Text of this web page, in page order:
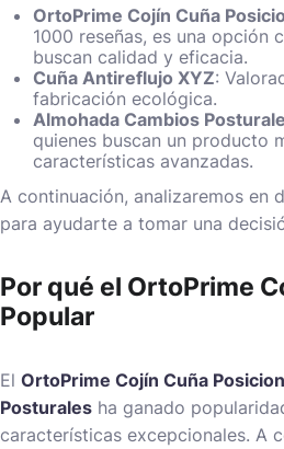
OrtoPrime Cojín Cuña
1000 reseñas, es una opción
buscan calidad y eficacia.
Cuña Antireflujo XYZ:
fabricación ecológica.
Almohada Cambios
quienes buscan un producto
características avanzadas.
A continuación, analizaremos en
para ayudarte a tomar una
Por qué el OrtoPrime
Popular
El OrtoPrime Cojín Cuña
Posturales ha ganado
características excepcionales. A